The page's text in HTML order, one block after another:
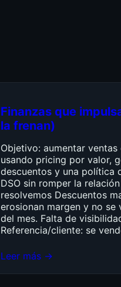
Finanzas que
la frenan)
Objetivo: aumentar
usando pricing por valor,
descuentos y una política
DSO sin romper la
resolvemos Descuentos
erosionan margen y no se
del mes. Falta de
Referencia/cliente: se
Leer más →